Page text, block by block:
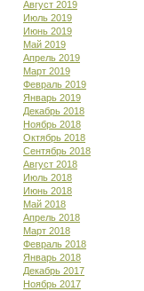
Август 2019
Июль 2019
Июнь 2019
Май 2019
Апрель 2019
Март 2019
Февраль 2019
Январь 2019
Декабрь 2018
Ноябрь 2018
Октябрь 2018
Сентябрь 2018
Август 2018
Июль 2018
Июнь 2018
Май 2018
Апрель 2018
Март 2018
Февраль 2018
Январь 2018
Декабрь 2017
Ноябрь 2017